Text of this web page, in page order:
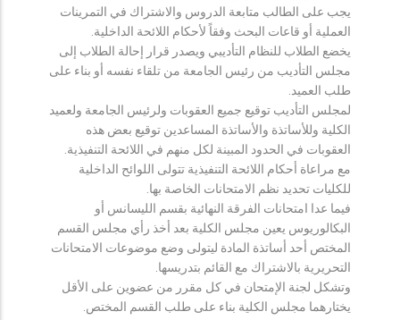
يجب على الطالب متابعة الدروس والاشتراك في التمرينات
العملية أو قاعات البحث وفقاً لأحكام اللائحة الداخلية.
يخضع الطلاب للنظام التأديبي ويصدر قرار إحالة الطلاب إلى
مجلس التأديب من رئيس الجامعة من تلقاء نفسه أو بناء على
طلب العميد.
لمجلس التأديب توقيع جميع العقوبات ولرئيس الجامعة ولعميد
الكلية وللأساتذة والأساتذة المساعدين توقيع بعض هذه
العقوبات في الحدود المبينة لكل منهم في اللائحة التنفيذية.
مع مراعاة أحكام اللائحة التنفيذية تتولى اللوائح الداخلية
للكليات تحديد نظم الامتحانات الخاصة بها.
فيما عدا امتحانات الفرقة النهائية بقسم الليسانس أو
البكالوريوس يعين مجلس الكلية بعد أخذ رأي مجلس القسم
المختص أحد أساتذة المادة ليتولى وضع موضوعات الامتحانات
التحريرية بالاشتراك مع القائم بتدريسها.
وتشكل لجنة الإمتحان في كل مقرر من عضوين على الأقل
يختارهما مجلس الكلية بناء على طلب القسم المختص.